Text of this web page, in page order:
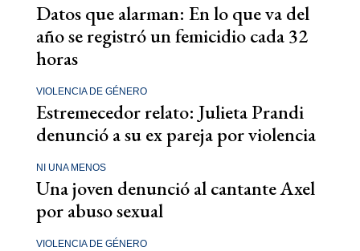
Datos que alarman: En lo que va del
año se registró un femicidio cada 32
horas
VIOLENCIA DE GÉNERO
Estremecedor relato: Julieta Prandi
denunció a su ex pareja por violencia
NI UNA MENOS
Una joven denunció al cantante Axel
por abuso sexual
VIOLENCIA DE GÉNERO